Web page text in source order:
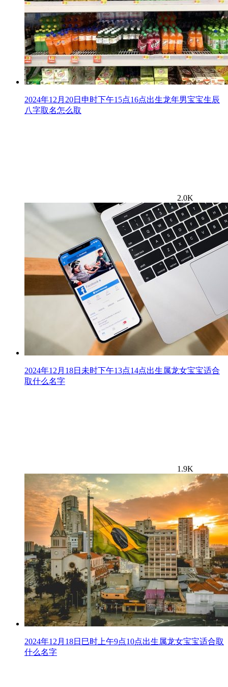
2024年12月20日申时下午15点16点出生龙年男宝宝生辰
八字取名怎么取
2.0K
2024年12月18日未时下午13点14点出生属龙女宝宝适合
取什么名字
1.9K
2024年12月18日巳时上午9点10点出生属龙女宝宝适合取
什么名字